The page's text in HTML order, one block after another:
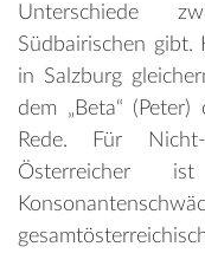
Unterschiede
Südbairischen
in Salzburg
dem „Beta“
Rede. Für
Österreicher